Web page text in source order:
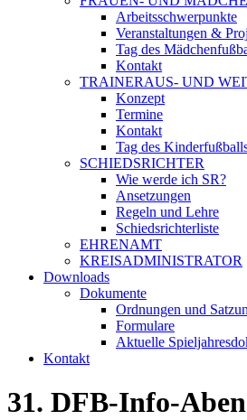
Arbeitsschwerpunkte
Veranstaltungen &
Tag des
Kontakt
TRAINERAUS- UND
Konzept
Termine
Kontakt
Tag des
SCHIEDSRICHTER
Wie werde ich SR?
Ansetzungen
Regeln und Lehre
Schiedsrichterliste
EHRENAMT
KREISADMINISTRATOR
Downloads
Dokumente
Ordnungen und
Formulare
Aktuelle
Kontakt
31. DFB-Info-